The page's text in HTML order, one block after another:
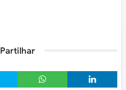
Partilhar